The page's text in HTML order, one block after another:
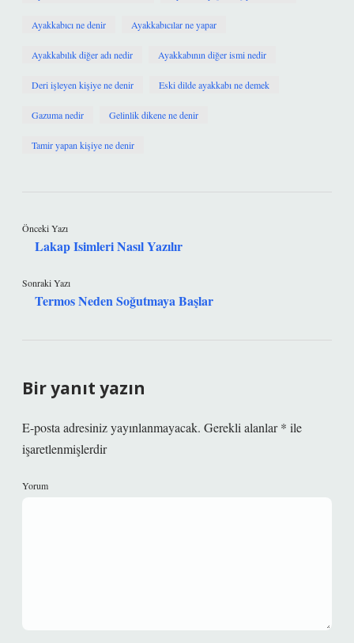
Ayakkabıcı ne denir Ayakkabıcılar ne yapar
Ayakkabılık diğer adı nedir Ayakkabının diğer ismi nedir
Deri işleyen kişiye ne denir Eski dilde ayakkabı ne demek
Gazuma nedir Gelinlik dikene ne denir
Tamir yapan kişiye ne denir
Önceki Yazı
Lakap Isimleri Nasıl Yazılır
Sonraki Yazı
Termos Neden Soğutmaya Başlar
Bir yanıt yazın
E-posta adresiniz yayınlanmayacak. Gerekli alanlar* ile
işaretlenmişlerdir
Yorum